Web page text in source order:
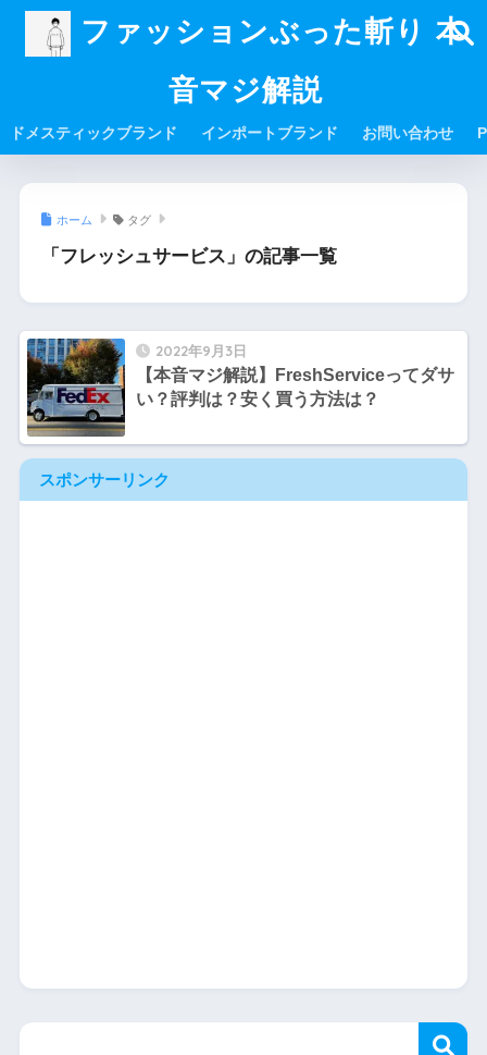
ファッションぶった斬り 本
音マジ解説
ドメスティックブランド インポートブランド お問い合わせ
ホーム タグ
「フレッシュサービス」の記事一覧
2022年9月3日
【本音マジ解説】FreshServiceってダサ
い？評判は？安く買う方法は？
スポンサーリンク